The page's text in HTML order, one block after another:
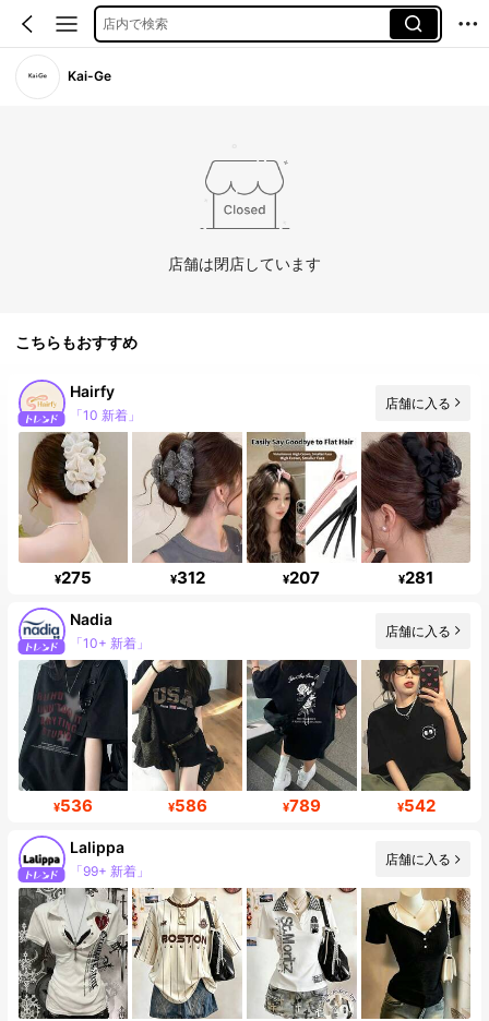
店内で検索
Kai-Ge
店舗は閉店しています
こちらもおすすめ
Hairfy
「10 新着」
店舗に入る
¥275 ¥312 ¥207 ¥281
Nadia
「10+ 新着」
店舗に入る
¥536 ¥586 ¥789 ¥542
Lalippa
「99+ 新着」
店舗に入る